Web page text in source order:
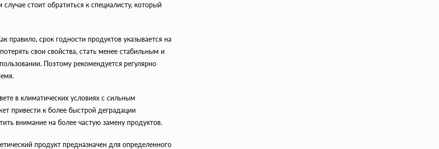
стоит обратиться к специалисту, который
срок годности продуктов указывается на
свои свойства, стать менее стабильным и
Поэтому рекомендуется регулярно
в климатических условиях с сильным
привести к более быстрой деградации
внимание на более частую замену продуктов.
продукт предназначен для определенного